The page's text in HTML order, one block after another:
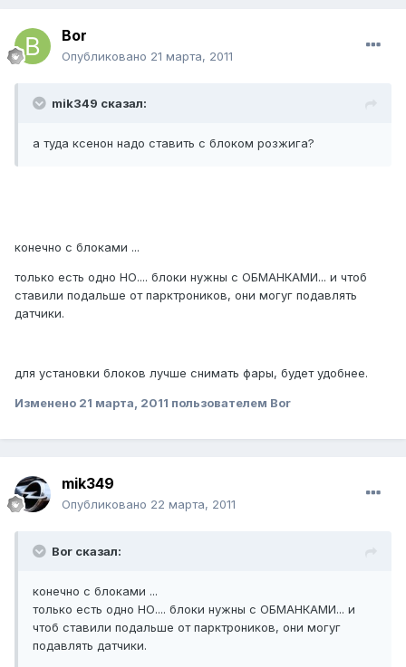
Bor
Опубликовано 21 марта, 2011
mik349 сказал:
а туда ксенон надо ставить с блоком розжига?
конечно с блоками ...
только есть одно НО.... блоки нужны с ОБМАНКАМИ... и чтоб
ставили подальше от парктроников, они могуг подавлять
датчики.
для установки блоков лучше снимать фары, будет удобнее.
Изменено 21 марта, 2011 пользователем Bor
mik349
Опубликовано 22 марта, 2011
Bor сказал:
конечно с блоками ...
только есть одно НО.... блоки нужны с ОБМАНКАМИ... и
чтоб ставили подальше от парктроников, они могуг
подавлять датчики.